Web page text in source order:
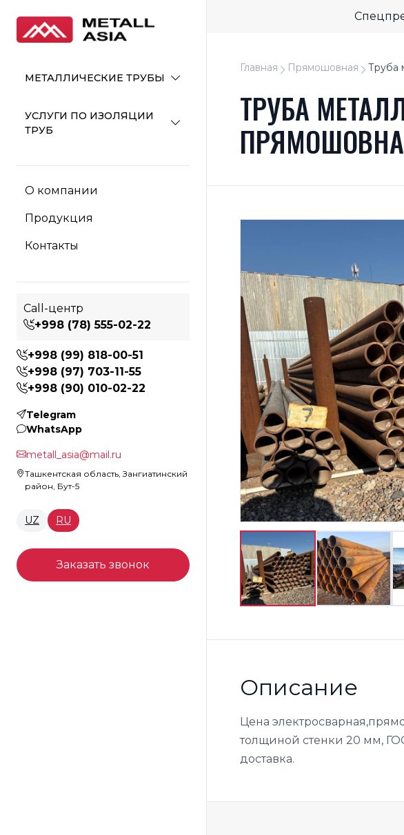
МЕТАЛЛИЧЕСКИЕ ТРУБЫ
УСЛУГИ ПО ИЗОЛЯЦИИ
ТРУБ
О компании
Продукция
Контакты
Call-центр
+998 (78) 555-02-22
+998 (99) 818-00-51
+998 (97) 703-11-55
+998 (90) 010-02-22
Telegram
WhatsApp
metall_asia@mail.ru
Ташкентская область, Зангиатинский
район, Бут-5
UZ RU
Заказать звонок
Главная Прямошовная Труба
ТРУБА
Описание
Цена
толщиной стенки 20 мм,
доставка.